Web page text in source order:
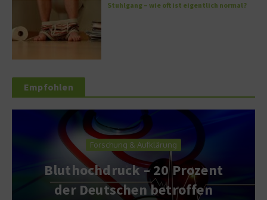
Stuhlgang – wie oft ist eigentlich normal?
Empfohlen
Forschung & Aufklärung
Bluthochdruck – 20 Prozent
der Deutschen betroffen